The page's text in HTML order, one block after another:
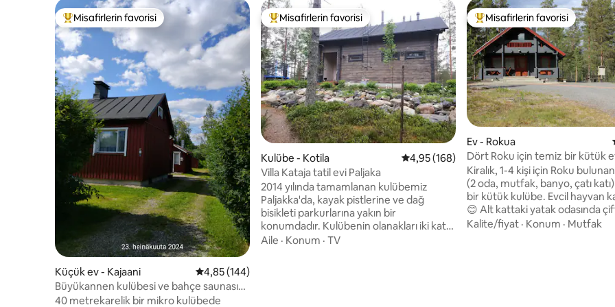
Misafirlerin favorilerinden en beğenilenler arasında
Misafirlerin favorisi
Küçük ev - Kajaani 5 üzerinden ortalama 4,85 puan, 144 değerlendirme
4,85 (144)
Büyükannen kulübesi ve bahçe saunası
konforu
40 metrekarelik bir mikro kulübede
Misafirlerin favorilerinden en beğenilenler arasında
Misafirlerin favorisi
Kulübe - Kotila 5 üzerinden ortalama 4,95 puan, 168
4,95 (168)
Villa Kataja tatil evi Paljaka
2014 yılında tamamlanan kulübemiz
Paljakka'da, kayak pistlerine ve dağ
bisikleti parkurlarına yakın bir
konumdadır. Kulübenin olanakları iki katta
yer almaktadır. Tüm kulübenin
Aile · Konum · TV
Misafirlerin favorilerinden en
Misafirlerin favorisi
Ev - Rokua
Dört Roku için temiz bir kütük
kulübe
Kiralık, 1-4 kişi için Roku
(2 oda, mutfak, banyo, çatı
bir kütük kulübe. Evcil hayvan
😊 Alt kattaki yatak odasında
yatak ve yatak odasında iki çatı
Kalite/fiyat · Konum · Mutfak